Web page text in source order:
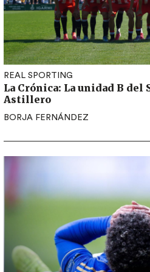
REAL SPORTING
La Crónica: La unidad B del
Astillero
BORJA FERNÁNDEZ